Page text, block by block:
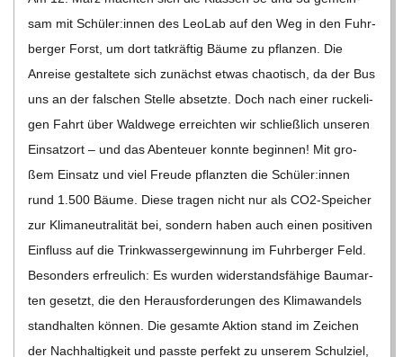
sam mit Schüler:innen des Leo­Lab auf den Weg in den Fuhr­
ber­ger Forst, um dort tat­kräf­tig Bäume zu pflan­zen. Die
Anreise gestal­tete sich zunächst etwas chao­tisch, da der Bus
uns an der fal­schen Stelle absetzte. Doch nach einer rucke­li­
gen Fahrt über Wald­wege erreich­ten wir schließ­lich unse­ren
Ein­satz­ort – und das Aben­teuer konnte begin­nen! Mit gro­
ßem Ein­satz und viel Freude pflanz­ten die Schüler:innen
rund 1.500 Bäume. Diese tra­gen nicht nur als CO2-Spei­­cher
zur Kli­ma­neu­tra­li­tät bei, son­dern haben auch einen posi­ti­ven
Ein­fluss auf die Trink­was­ser­ge­win­nung im Fuhr­ber­ger Feld.
Beson­ders erfreu­lich: Es wur­den wider­stands­fä­hige Baum­ar­
ten gesetzt, die den Her­aus­for­de­run­gen des Kli­ma­wan­dels
stand­hal­ten kön­nen. Die gesamte Aktion stand im Zei­chen
der Nach­hal­tig­keit und passte per­fekt zu unse­rem Schul­ziel,